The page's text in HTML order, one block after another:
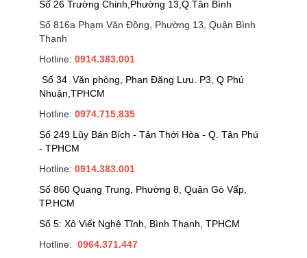
Số 26 Trường Chinh,Phường 13,Q.Tân Bình
Số 816a Phạm Văn Đồng, Phường 13, Quận Bình
Thạnh
Hotline: 0914.383.001
Số 34 Văn phòng, Phan Đăng Lưu. P3, Q Phú
Nhuận,TPHCM
Hotline: 0974.715.835
Số 249 Lũy Bán Bích - Tân Thới Hòa - Q. Tân Phú
- TPHCM
Hotline: 0914.383.001
Số 860 Quang Trung, Phường 8, Quận Gò Vấp,
TP.HCM
Số 5: Xô Viết Nghệ Tĩnh, Bình Thạnh, TPHCM
Hotline: 0964.371.447